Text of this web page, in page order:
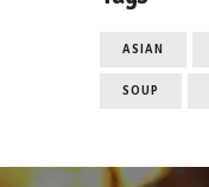
ASIAN
SOUP